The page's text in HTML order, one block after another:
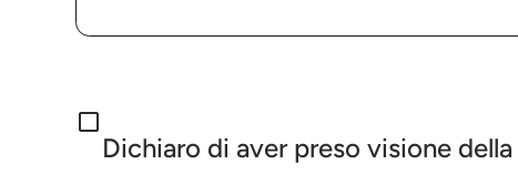
Dichiaro di aver preso visione della